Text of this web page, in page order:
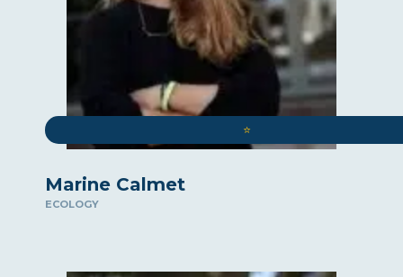
⭐️
Marine Calmet
ECOLOGY
SALES AND MOTIVATION